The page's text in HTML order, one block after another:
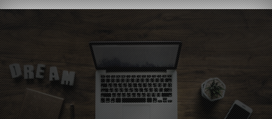
Skip
to
content